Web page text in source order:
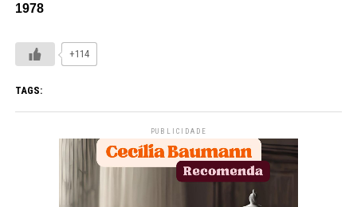
1978
+114
TAGS:
PUBLICIDADE